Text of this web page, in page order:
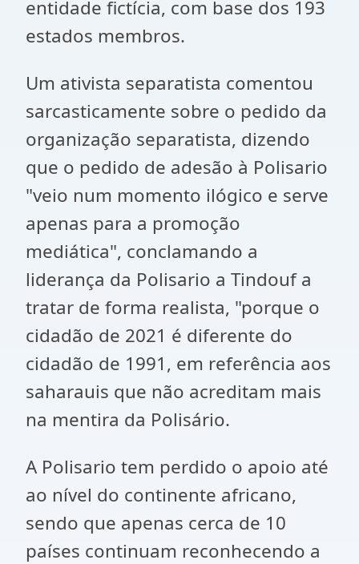
entidade fictícia, com base dos 193
estados membros.
Um ativista separatista comentou
sarcasticamente sobre o pedido da
organização separatista, dizendo
que o pedido de adesão à Polisario
"veio num momento ilógico e serve
apenas para a promoção
mediática", conclamando a
liderança da Polisario a Tindouf a
tratar de forma realista, "porque o
cidadão de 2021 é diferente do
cidadão de 1991, em referência aos
saharauis que não acreditam mais
na mentira da Polisário.
A Polisario tem perdido o apoio até
ao nível do continente africano,
sendo que apenas cerca de 10
países continuam reconhecendo a